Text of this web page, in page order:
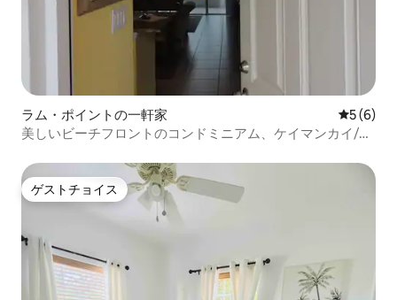
ラム・ポイントの一軒家 レビュー
5 (6)
美しいビーチフロントのコンドミニアム、ケイマンカイ/ラ
ゲストチョイス
ゲストチョイス